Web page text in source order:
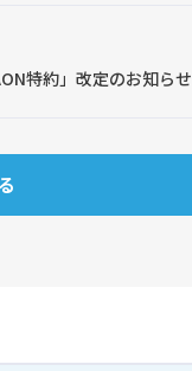
特約」改定のお知らせ